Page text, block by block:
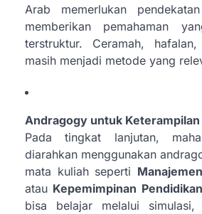
Arab memerlukan
memberikan pemahaman
terstruktur. Ceramah,
masih menjadi metode yang
Andragogy untuk
Pada tingkat lanjutan,
diarahkan menggunakan
mata kuliah seperti
atau Kepemimpinan
bisa belajar melalui